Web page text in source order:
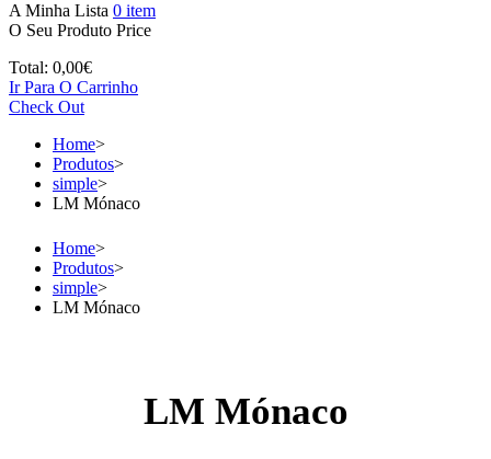
A Minha Lista 0 item
O Seu Produto Price
Total: 0,00€
Ir Para O Carrinho
Check Out
Home>
Produtos>
simple>
LM Mónaco
Home>
Produtos>
simple>
LM Mónaco
LM Mónaco